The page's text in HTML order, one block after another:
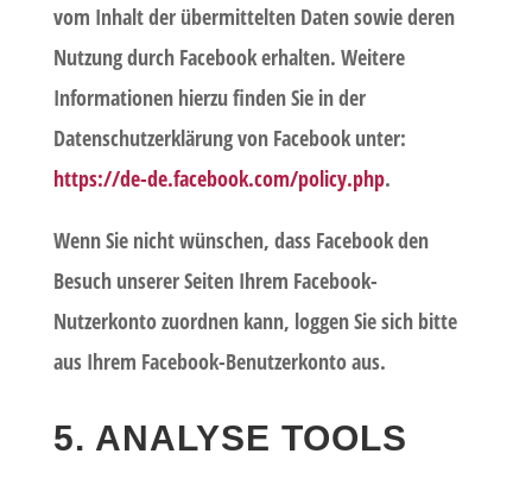
vom Inhalt der übermittelten Daten sowie deren
Nutzung durch Facebook erhalten. Weitere
Informationen hierzu finden Sie in der
Datenschutzerklärung von Facebook unter:
https://de-de.facebook.com/policy.php.
Wenn Sie nicht wünschen, dass Facebook den
Besuch unserer Seiten Ihrem Facebook-
Nutzerkonto zuordnen kann, loggen Sie sich bitte
aus Ihrem Facebook-Benutzerkonto aus.
5. ANALYSE TOOLS